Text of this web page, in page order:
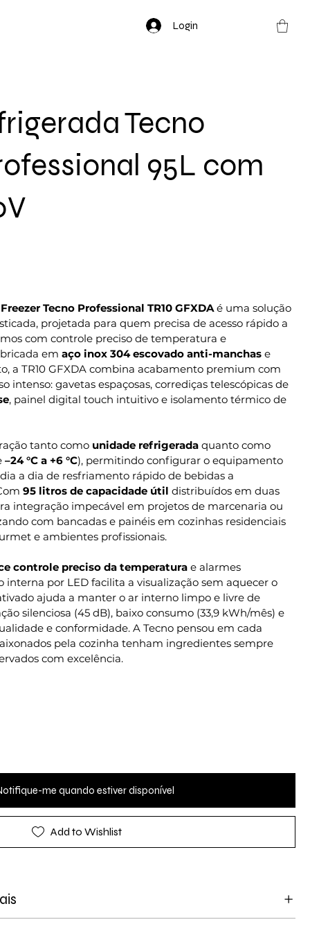
Login
Tecno
95L com
Tecno Professional TR10 GFXDAé uma solução
projetada para quem precisa de acesso rápido a
com controle preciso de temperatura e
em aço inox 304 escovado anti-manchas e
a TR10 GFXDA combina acabamento premium com
intenso: gavetas espaçosas, corrediças telescópicas de
, painel digital touch intuitivo e isolamento térmico de
tanto como unidade refrigerada quanto como
–24 °C a +6 °C), permitindo configurar o equipamento
a dia de resfriamento rápido de bebidas a
95 litros de capacidade útil distribuídos em duas
integração impecável em projetos de marcenaria ou
com bancadas e painéis em cozinhas residenciais
e ambientes profissionais.
controle preciso da temperatura e alarmes
interna por LED facilita a visualização sem aquecer o
ajuda a manter o ar interno limpo e livre de
silenciosa (45 dB), baixo consumo (33,9 kWh/mês) e
e conformidade. A Tecno pensou em cada
pela cozinha tenham ingredientes sempre
com excelência.
me quando estiver disponível
Add to Wishlist